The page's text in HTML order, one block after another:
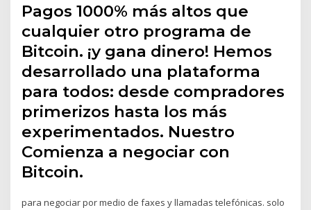
Pagos 1000% más altos que
cualquier otro programa de
Bitcoin. ¡y gana dinero! Hemos
desarrollado una plataforma
para todos: desde compradores
primerizos hasta los más
experimentados. Nuestro
Comienza a negociar con
Bitcoin.
para negociar por medio de faxes y llamadas telefónicas. solo